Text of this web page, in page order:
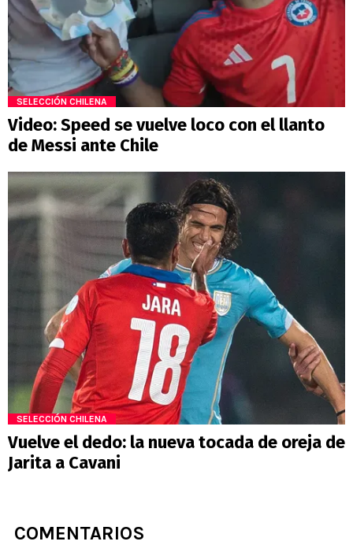
SELECCIÓN CHILENA
Video: Speed se vuelve loco con el llanto
de Messi ante Chile
SELECCIÓN CHILENA
Vuelve el dedo: la nueva tocada de oreja de
Jarita a Cavani
COMENTARIOS